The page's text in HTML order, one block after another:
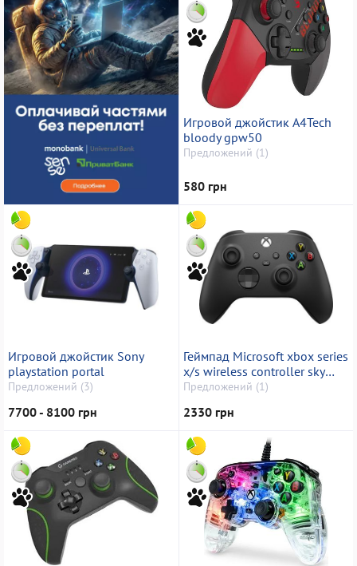
Игровой джойстик A4Tech
bloody gpw50
Предложений (1)
580 грн
Игровой джойстик Sony
playstation portal
Предложений (3)
7700 - 8100 грн
Геймпад Microsoft xbox series
x/s wireless controller sky
cipher special edition
Предложений (1)
2330 грн